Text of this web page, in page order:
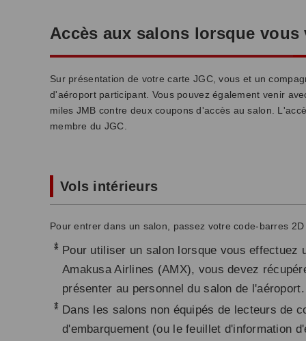
Accès aux salons lorsque
Sur présentation de votre carte JGC, vous et un
d'aéroport participant. Vous pouvez également venir
miles JMB contre deux coupons d'accès au salon.
membre du JGC.
Vols intérieurs
Pour entrer dans un salon, passez votre code-barres
* Pour utiliser un salon lorsque vous effectuez
Amakusa Airlines (AMX), vous devez
présenter au personnel du salon de l'aéroport.
* Dans les salons non équipés de lecteurs de
d'embarquement (ou le feuillet d'information